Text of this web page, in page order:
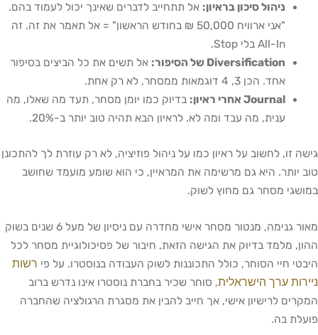
ניהול סיכון בראיון: אל תתחייב לדברים שאינך יכול לעמוד בהם.
"אני ארוויח 50,000 ₪ בחודש הראשון" = אל תאמר את זה. זה
All-In בלי Stop.
Diversification של הסיפור:
אל תשים את כל הביצים בסיפור
אחד. הכן 3, 4 דוגמאות ממסחר, לא רק אחת.
Journal אחרי ראיון:
בדיוק כמו יומן מסחר, תעד מה שאלו, מה
ענית, מה עבד ומה לא. לראיון הבא תהיה טוב יותר ב-20%.
גישה זו, לחשוב על ראיון כמו על ניהול פוזיציה, לא רק עוזרת לך להתכונן
טוב יותר. היא גם מרשימה את המראיין, כי הוא שומע מועמד שחושב
במושגי מסחר גם מחוץ לשוק.
מאור גנימה, מנטור מסחר אישי מחדרה עם ניסיון של מעל 6 שנים בשוק
ההון, מלמד בדיוק את הגישה הזאת, חיבור של פסיכולוגיית מסחר לכל
היבטי חיי הסוחר, כולל התכוננות לשוק העבודה בנוסטרו. על פי רשות
ניירות ערך הישראלית, סוחר שכיר בחברת נוסטרו אינו נדרש ברוב
המקרים לרישיון אישי, אך חייב להבין את מסגרת הרגולציה שהחברה
פועלת בה.